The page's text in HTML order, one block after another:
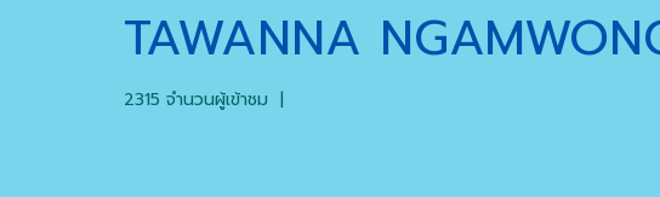
TAWANNA
2315 จำนวนผู้เข้าชม |